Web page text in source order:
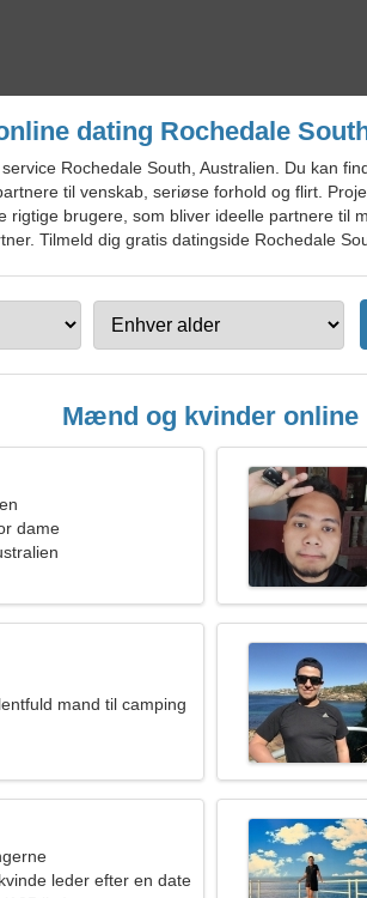
dating Rochedale
Rochedale South, Australien. Du kan
til venskab, seriøse forhold og flirt.
brugere, som bliver ideelle partnere til
Tilmeld dig gratis datingside Rochedale
Mænd og kvinder online
dame
mand til camping
leder efter en date